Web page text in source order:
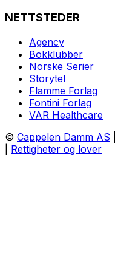
NETTSTEDER
Agency
Bokklubber
Norske Serier
Storytel
Flamme Forlag
Fontini Forlag
VAR Healthcare
© Cappelen Damm AS
Rettigheter og lover